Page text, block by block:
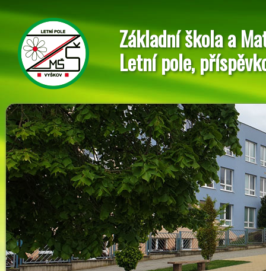
Základní škola a
Letní pole,